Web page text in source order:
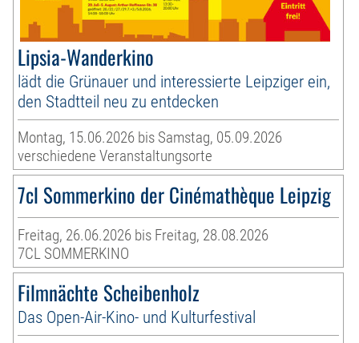
Lipsia-Wanderkino
lädt die Grünauer und interessierte Leipziger ein,
den Stadtteil neu zu entdecken
Montag, 15.06.2026 bis Samstag, 05.09.2026
verschiedene Veranstaltungsorte
7cl Sommerkino der Cinémathèque Leipzig
Freitag, 26.06.2026 bis Freitag, 28.08.2026
7CL SOMMERKINO
Filmnächte Scheibenholz
Das Open-Air-Kino- und Kulturfestival